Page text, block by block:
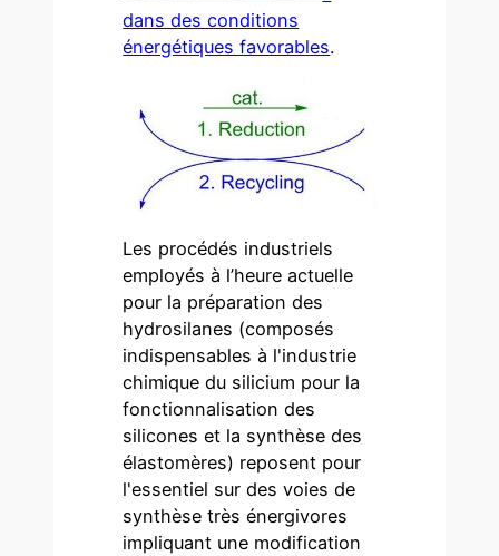
dans des conditions
énergétiques favorables.
Les procédés industriels
employés à l’heure actuelle
pour la préparation des
hydrosilanes (composés
indispensables à l'industrie
chimique du silicium pour la
fonctionnalisation des
silicones et la synthèse des
élastomères) reposent pour
l'essentiel sur des voies de
synthèse très énergivores
impliquant une modification